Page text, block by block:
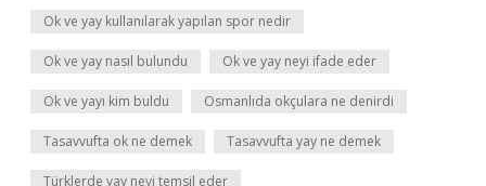
Ok ve yay kullanılarak yapılan spor nedir
Ok ve yay nasıl bulundu Ok ve yay neyi ifade eder
Ok ve yayı kim buldu Osmanlıda okçulara ne denirdi
Tasavvufta ok ne demek Tasavvufta yay ne demek
Türklerde yay neyi temsil eder